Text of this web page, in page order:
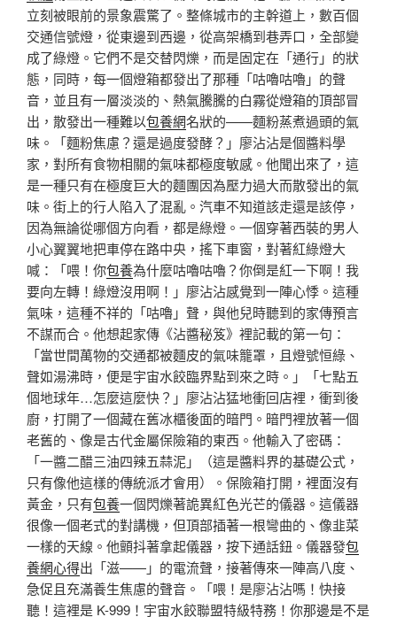
立刻被眼前的景象震驚了。整條城市的主幹道上，數百個
交通信號燈，從東邊到西邊，從高架橋到巷弄口，全部變
成了綠燈。它們不是交替閃爍，而是固定在「通行」的狀
態，同時，每一個燈箱都發出了那種「咕嚕咕嚕」的聲
音，並且有一層淡淡的、熱氣騰騰的白霧從燈箱的頂部冒
出，散發出一種難以包養網名狀的——麵粉蒸煮過頭的氣
味。「麵粉焦慮？還是過度發酵？」廖沾沾是個醬料學
家，對所有食物相關的氣味都極度敏感。他聞出來了，這
是一種只有在極度巨大的麵團因為壓力過大而散發出的氣
味。街上的行人陷入了混亂。汽車不知道該走還是該停，
因為無論從哪個方向看，都是綠燈。一個穿著西裝的男人
小心翼翼地把車停在路中央，搖下車窗，對著紅綠燈大
喊：「喂！你包養為什麼咕嚕咕嚕？你倒是紅一下啊！我
要向左轉！綠燈沒用啊！」廖沾沾感覺到一陣心悸。這種
氣味，這種不祥的「咕嚕」聲，與他兒時聽到的家傳預言
不謀而合。他想起家傳《沾醬秘笈》裡記載的第一句：
「當世間萬物的交通都被麵皮的氣味籠罩，且燈號恒綠、
聲如湯沸時，便是宇宙水餃臨界點到來之時。」「七點五
個地球年…怎麼這麼快？」廖沾沾猛地衝回店裡，衝到後
廚，打開了一個藏在舊冰櫃後面的暗門。暗門裡放著一個
老舊的、像是古代金屬保險箱的東西。他輸入了密碼：
「一醬二醋三油四辣五蒜泥」（這是醬料界的基礎公式，
只有像他這樣的傳統派才會用）。保險箱打開，裡面沒有
黃金，只有包養一個閃爍著詭異紅色光芒的儀器。這儀器
很像一個老式的對講機，但頂部插著一根彎曲的、像韭菜
一樣的天線。他顫抖著拿起儀器，按下通話鈕。儀器發包
養網心得出「滋——」的電流聲，接著傳來一陣高八度、
急促且充滿養生焦慮的聲音。「喂！是廖沾沾嗎！快接
聽！這裡是 K-999！宇宙水餃聯盟特級特務！你那邊是不是